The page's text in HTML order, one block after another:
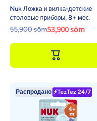
Nuk Ложка и вилка-детские
столовые приборы, 8+ мес.
55,900 sōm53,900 sōm
Распродано ⚡TezTez 24/7